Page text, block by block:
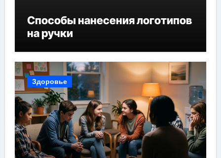
Способы нанесения логотипов
на ручки
Здоровье